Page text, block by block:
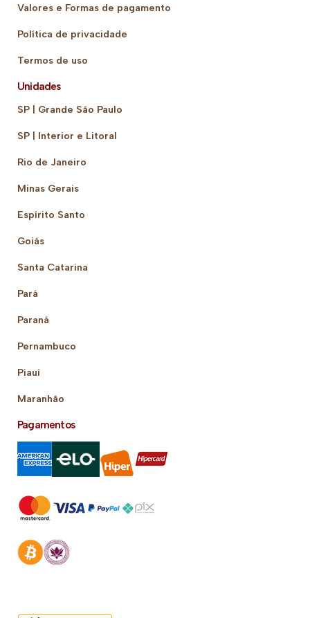
Valores e Formas de pagamento
Política de privacidade
Termos de uso
Unidades
SP | Grande São Paulo
SP | Interior e Litoral
Rio de Janeiro
Minas Gerais
Espírito Santo
Goiás
Santa Catarina
Pará
Paraná
Pernambuco
Piauí
Maranhão
Pagamentos